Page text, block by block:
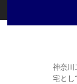
神奈川
宅とし